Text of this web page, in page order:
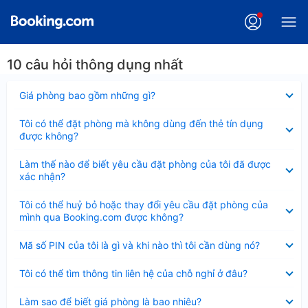
10 câu hỏi thông dụng nhất
Giá phòng bao gồm những gì?
thu
Tôi có thể đặt phòng mà không dùng đến thẻ tín dụng
được không?
thu
gọn
Làm thế nào để biết yêu cầu đặt phòng của tôi đã được
xác nhận?
thu
gọn
Tôi có thể huỷ bỏ hoặc thay đổi yêu cầu đặt phòng của
mình qua Booking.com được không?
thu
gọn
Mã số PIN của tôi là gì và khi nào thì tôi cần dùng nó?
thu
Tôi có thể tìm thông tin liên hệ của chỗ nghỉ ở đâu?
thu
Làm sao để biết giá phòng là bao nhiêu?
thu